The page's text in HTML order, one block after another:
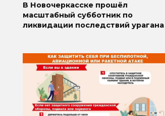
В Новочеркасске прошёл
масштабный субботник по
ликвидации последствий урагана